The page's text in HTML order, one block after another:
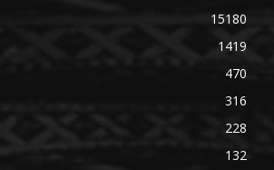
15180
1419
470
316
228
132